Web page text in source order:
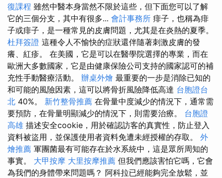
復課程 雖然中醫本身當然不限於這些，但下面您可以了解
它的三個分支，其中有很多... 會計事務所 痱子，也稱為痱
子或痱子，是一種常見的皮膚問題，尤其是在炎熱的夏季。
杜拜簽證 這種令人不愉快的症狀還伴隨著刺激皮膚的發
癢、紅疹。 在美國，它是可以在醫學院選擇的專業，而在
歐洲大多數國家，它是由健康保險公司支持的國家認可的補
充性手動醫療活動。 辦桌外燴 最重要的一步是消除已知的
和可能的風險因素，這可以將骨折風險降低高達 台胞證台
北 40%。 新竹整骨推薦 在骨量中度減少的情況下，通常需
要預防，在骨量明顯減少的情況下，則需要治療。 台胞證
高雄 描述安全cookie，用於確認訪客的真實性，防止登入
資料被盜用，並保護使用者資料免遭未經授權的存取。 外
燴推薦 軍團菌最有可能存在於水系統中，這是眾所周知的
事實。 大甲按摩 大里按摩推薦 但我們應該害怕它嗎，它會
為我們的身體帶來問題嗎？ 阿科拉已經能夠完全放鬆，並